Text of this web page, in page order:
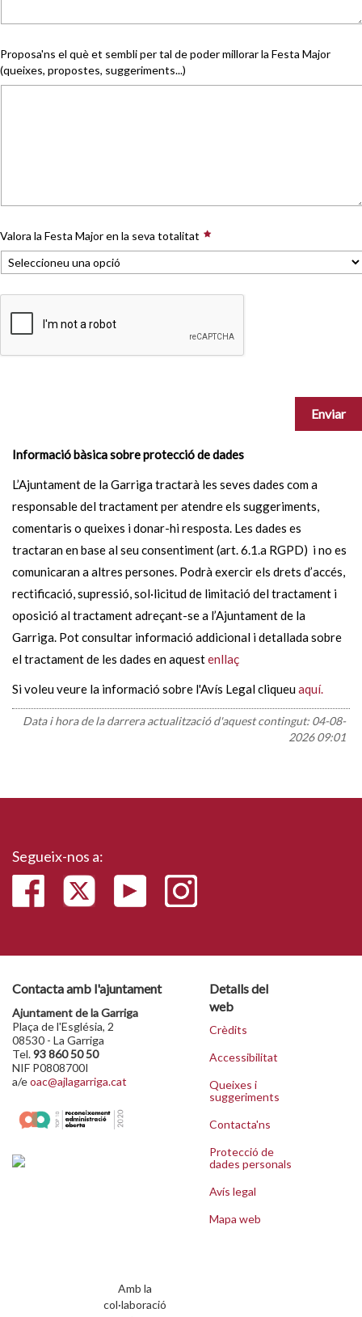
Proposa'ns el què et sembli per tal de poder millorar la Festa Major
(queixes, propostes, suggeriments...)
Valora la Festa Major en la seva totalitat
Informació bàsica sobre protecció de dades
L’Ajuntament de la Garriga tractarà les seves dades com a
responsable del tractament per atendre els suggeriments,
comentaris o queixes i donar-hi resposta. Les dades es
tractaran en base al seu consentiment (art. 6.1.a RGPD) i no es
comunicaran a altres persones. Podrà exercir els drets d’accés,
rectificació, supressió, sol·licitud de limitació del tractament i
oposició al tractament adreçant-se a l’Ajuntament de la
Garriga. Pot consultar informació addicional i detallada sobre
el tractament de les dades en aquestenllaç
Si voleu veure la informació sobre l'Avís Legal cliqueuaquí.
Data i hora de la darrera actualització d'aquest contingut: 04-08-
2026 09:01
Segueix-nos a:
Contacta amb l'ajuntament
Ajuntament de la Garriga
Plaça de l'Església, 2
08530 - La Garriga
Tel.93 860 50 50
NIF P0808700I
a/eoac@ajlagarriga.cat
Detalls del
web
Crèdits
Accessibilitat
Queixes i
suggeriments
Contacta'ns
Protecció de
dades personals
Avís legal
Mapa web
Amb la
col·laboració